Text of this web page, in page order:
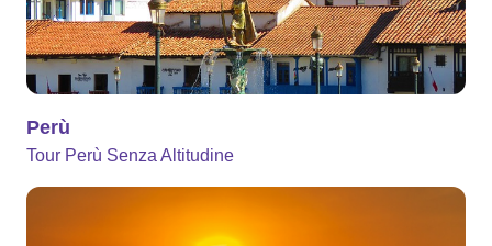
Perù
Tour Perù Senza Altitudine